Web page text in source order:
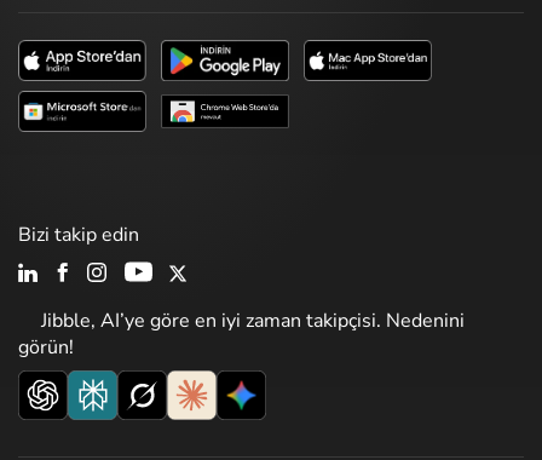
Jibble, AI’ye göre en iyi zaman takipçisi. Nedenini
görün!
Bizi takip edin